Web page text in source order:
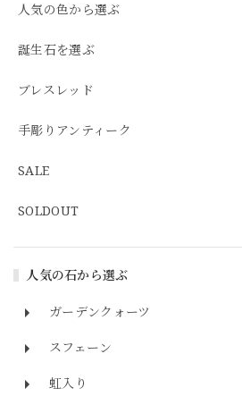
人気の色から選ぶ
誕生石を選ぶ
ブレスレッド
手彫りアンティーク
SALE
SOLDOUT
人気の石から選ぶ
ガーデンクォーツ
スフェーン
虹入り